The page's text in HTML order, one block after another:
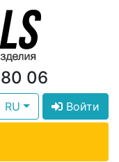
06
RU Войти